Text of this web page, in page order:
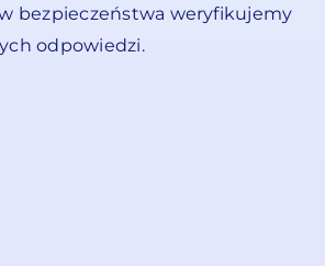
bezpieczeństwa weryfikujemy
odpowiedzi.